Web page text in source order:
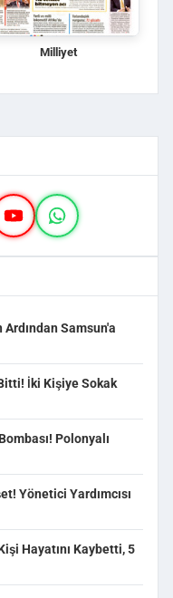
Milliyet
Samsun'a
İki Kişiye Sokak
Polonyalı
Yönetici Yardımcısı
Hayatını Kaybetti, 5